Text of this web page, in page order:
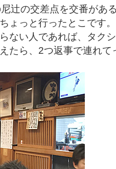
辻の交差点を交番があ
ょっと行ったとこです。
ない人であれば、タク
たら、2つ返事で連れ